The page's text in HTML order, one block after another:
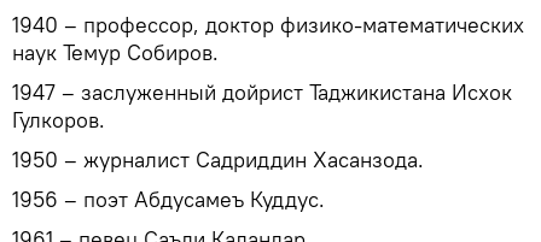
1940 – профессор, доктор физико-математических
наук Темур Собиров.
1947 – заслуженный дойрист Таджикистана Исхок
Гулкоров.
1950 – журналист Садриддин Хасанзода.
1956 – поэт Абдусамеъ Куддус.